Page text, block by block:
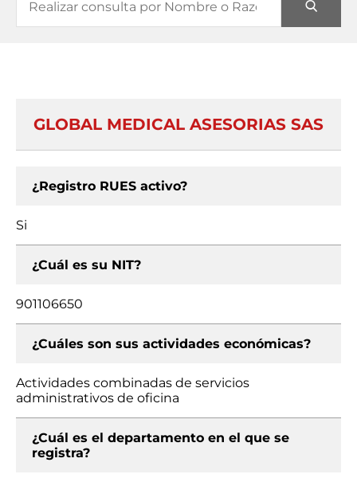
GLOBAL MEDICAL ASESORIAS SAS
¿Registro RUES activo?
Si
¿Cuál es su NIT?
901106650
¿Cuáles son sus actividades económicas?
Actividades combinadas de servicios
administrativos de oficina
¿Cuál es el departamento en el que se
registra?